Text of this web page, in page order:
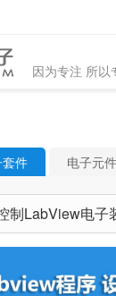
因为专注 所以
件 电子元件
制LabView电